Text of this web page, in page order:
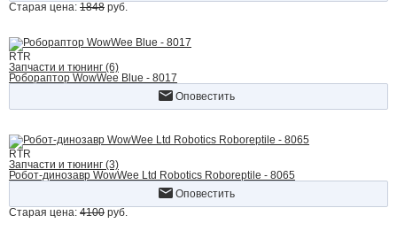
Старая цена: 1848 руб.
RTR
Запчасти и тюнинг (6)
Робораптор WowWee Blue - 8017
Оповестить
RTR
Запчасти и тюнинг (3)
Робот-динозавр WowWee Ltd Robotics Roboreptile - 8065
Оповестить
Старая цена: 4100 руб.